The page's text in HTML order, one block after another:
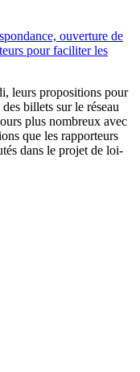
ouverture de
pour faciliter les
leurs propositions pour
billets sur le réseau
plus nombreux avec
que les rapporteurs
dans le projet de loi-